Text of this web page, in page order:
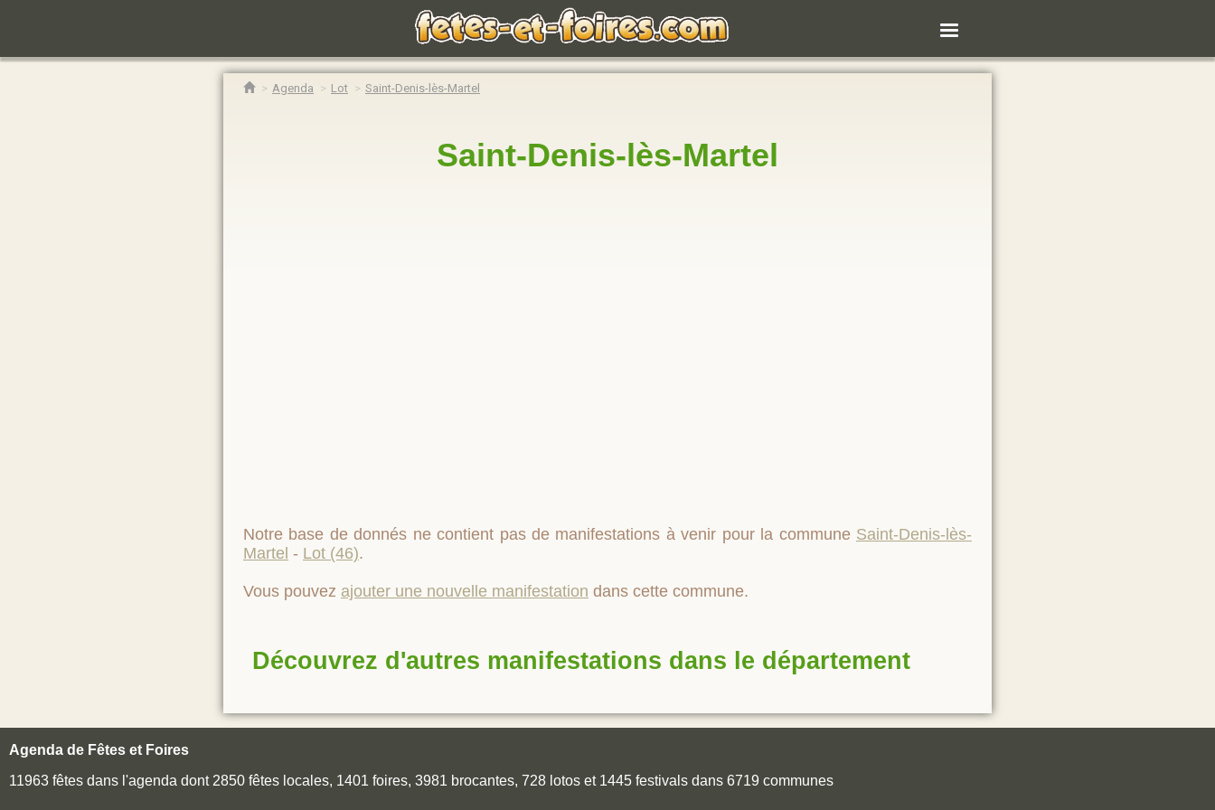
Agenda Lot Saint-Denis-lès-Martel
Saint-Denis-lès-Martel
Notre base de donnés ne contient pas de manifestations à venir pour la commune Saint-Denis-lès-
Martel - Lot (46).
Vous pouvez ajouter une nouvelle manifestation dans cette commune.
Découvrez d'autres manifestations dans le département
Agenda de Fêtes et Foires
11963 fêtes dans l'agenda dont 2850 fêtes locales, 1401 foires, 3981 brocantes, 728 lotos et 1445 festivals dans 6719 communes